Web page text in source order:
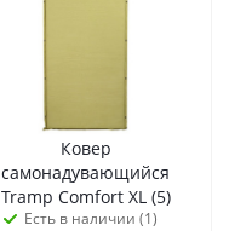
Ковер
самонадувающийся
Tramp Comfort XL (5)
Есть в наличии (1)